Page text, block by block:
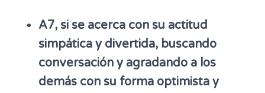
A7, si se acerca con su actitud
simpática y divertida, buscando
conversación y agradando a los
demás con su forma optimista y